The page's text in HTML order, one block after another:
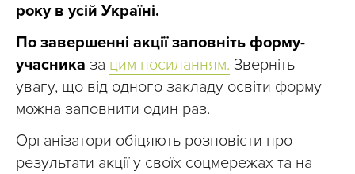
року в усій Україні.
По завершенні акції заповніть форму-
учасника за цим посиланням. Зверніть
увагу, що від одного закладу освіти форму
можна заповнити один раз.
Організатори обіцяють розповісти про
результати акції у своїх соцмережах та на